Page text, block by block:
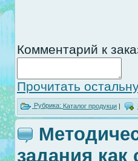
Комментарий к
Прочитать
Рубрика: Каталог продукци |
задания как